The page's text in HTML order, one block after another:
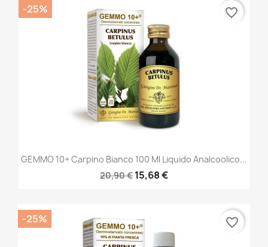
GEMMO 10+ Carpino Bianco 100 Ml Liquido Analcoolico...
20,90 € 15,68 €
-25% favorite_border
-25% favorite_border